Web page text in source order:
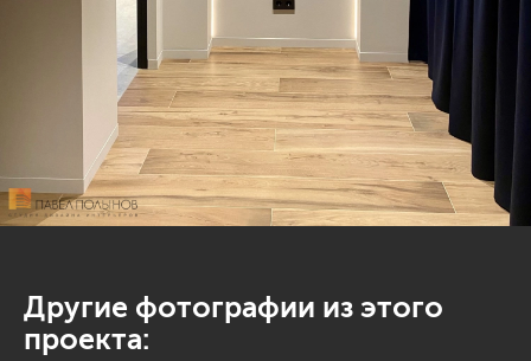
Другие фотографии из этого
проекта: